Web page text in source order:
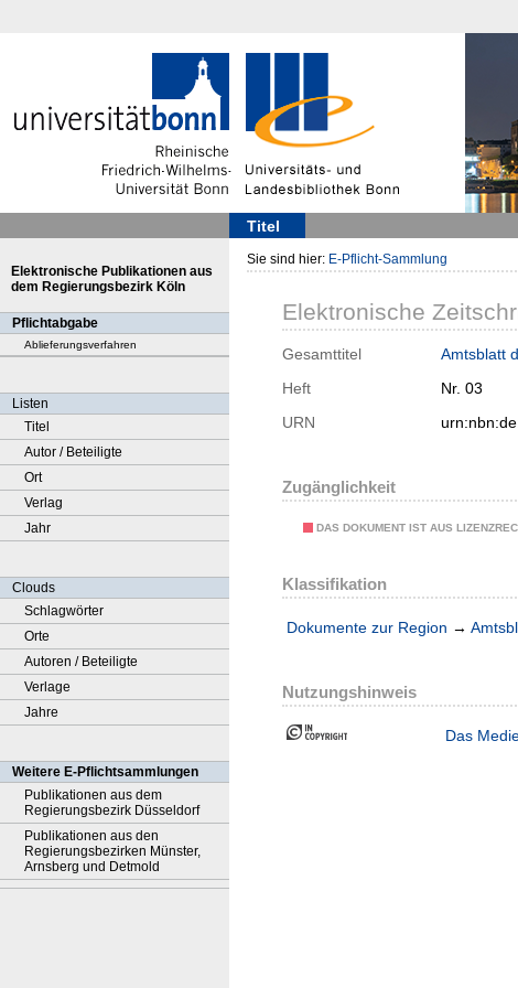
Titel
Elektronische Publikationen aus
dem Regierungsbezirk Köln
Pflichtabgabe
Ablieferungsverfahren
Listen
Titel
Autor / Beteiligte
Ort
Verlag
Jahr
Clouds
Schlagwörter
Orte
Autoren / Beteiligte
Verlage
Jahre
Weitere E-Pflichtsammlungen
Publikationen aus dem
Regierungsbezirk Düsseldorf
Publikationen aus den
Regierungsbezirken Münster,
Arnsberg und Detmold
Sie sind hier: E-Pflicht-Sammlung
Elektronische
Gesamttitel
Amtsblatt
Heft
Nr. 03
URN
Zugänglichkeit
DAS DOKUMENT IST AUS
Klassifikation
Dokumente zur Region →
Nutzungshinweis
Das